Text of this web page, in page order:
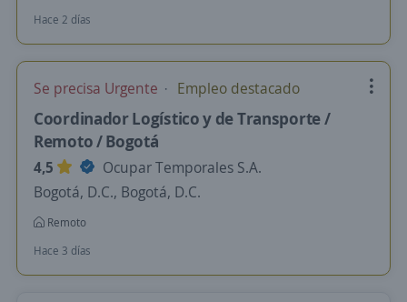
Hace 2 días
Se precisa Urgente Empleo destacado
Coordinador Logístico y de Transporte /
Remoto / Bogotá
4,5
Ocupar Temporales S.A.
Bogotá, D.C., Bogotá, D.C.
Remoto
Hace 3 días